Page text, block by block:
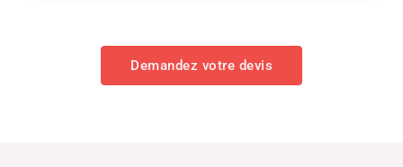
Demandez votre devis